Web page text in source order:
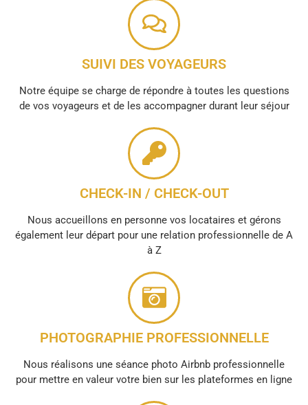
SUIVI DES VOYAGEURS
Notre équipe se charge de répondre à toutes les questions
de vos voyageurs et de les accompagner durant leur séjour
CHECK-IN / CHECK-OUT
Nous accueillons en personne vos locataires et gérons
également leur départ pour une relation professionnelle de A
à Z
PHOTOGRAPHIE PROFESSIONNELLE
Nous réalisons une séance photo Airbnb professionnelle
pour mettre en valeur votre bien sur les plateformes en ligne